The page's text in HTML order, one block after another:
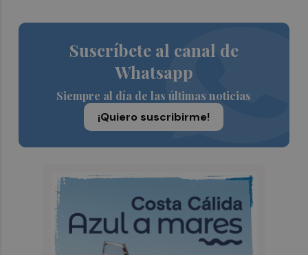
Suscríbete al canal de
Whatsapp
Siempre al día de las últimas noticias
¡Quiero suscribirme!